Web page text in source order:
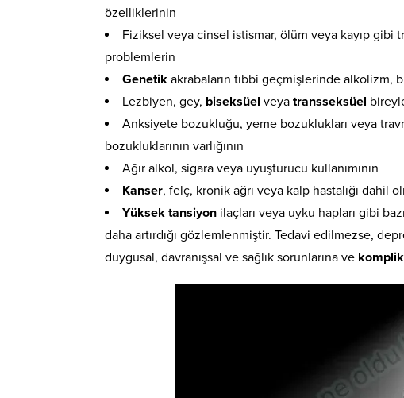
özelliklerinin
Fiziksel veya cinsel istismar, ölüm veya kayıp gibi
problemlerin
Genetik akrabaların tıbbi geçmişlerinde alkolizm,
Lezbiyen, gey, biseksüel veya transseksüel
Anksiyete bozukluğu, yeme bozuklukları veya
bozukluklarının varlığının
Ağır alkol, sigara veya uyuşturucu kullanımının
Kanser, felç, kronik ağrı veya kalp hastalığı dahil
Yüksek tansiyon ilaçları veya uyku hapları gibi
daha artırdığı gözlemlenmiştir. Tedavi edilmezse,
duygusal, davranışsal ve sağlık sorunlarına ve